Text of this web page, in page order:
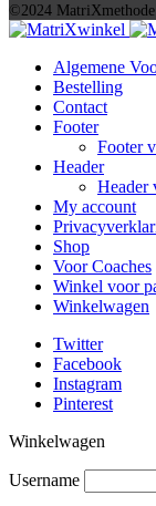
©2024
Algemene
Bestelling
Contact
Footer
Footer
Header
Header
My account
Shop
Voor Coaches
Winkel voor
Winkelwagen
Twitter
Facebook
Instagram
Pinterest
Username